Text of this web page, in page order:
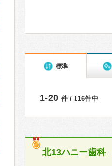
標準
1-20 件 / 116件中
北13ハニー歯科